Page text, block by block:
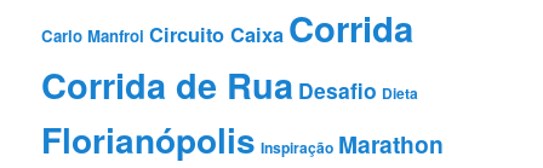
Carlo Manfroi Circuito Caixa Corrida
Corrida de Rua Desafio Dieta
Florianópolis Inspiração Marathon